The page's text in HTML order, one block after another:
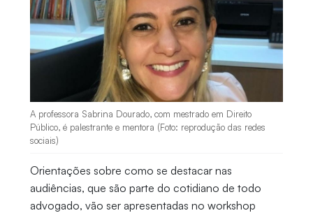
A professora Sabrina Dourado, com mestrado em Direito
Público, é palestrante e mentora (Foto: reprodução das redes
sociais)
Orientações sobre como se destacar nas
audiências, que são parte do cotidiano de todo
advogado, vão ser apresentadas no workshop